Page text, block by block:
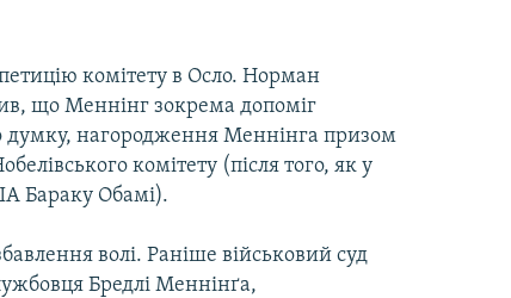
комітету в Осло. Норман
що Меннінг зокрема допоміг
думку, нагородження Меннінга призом
комітету (після того, як у
Бараку Обамі).
волі. Раніше військовий суд
Бредлі Меннінґа,